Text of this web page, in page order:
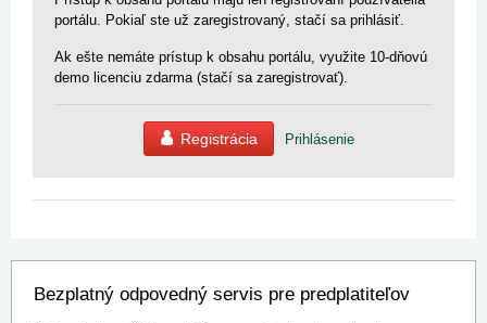
portálu. Pokiaľ ste už zaregistrovaný, stačí sa prihlásiť.
Ak ešte nemáte prístup k obsahu portálu, využite 10-dňovú
demo licenciu zdarma (stačí sa zaregistrovať).
Registrácia Prihlásenie
Bezplatný odpovedný servis pre predplatiteľov